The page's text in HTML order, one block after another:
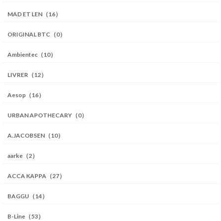
MAD ET LEN（16）
ORIGINAL BTC（0）
Ambientec（10）
LIVRER（12）
Aesop（16）
URBAN APOTHECARY（0）
A.JACOBSEN（10）
aarke（2）
ACCA KAPPA（27）
BAGGU（14）
B-Line（53）